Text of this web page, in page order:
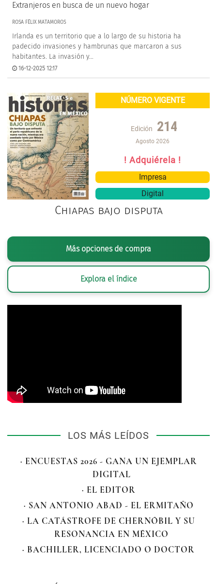
Extranjeros en busca de un nuevo hogar
ROSA FÉLIX MATAMOROS
Irlanda es un territorio que a lo largo de su historia ha
padecido invasiones y hambrunas que marcaron a sus
habitantes. La invasión y...
16-12-2025 12:17
NÚMERO VIGENTE
Edición 214
Agosto 2026
! Adquiérela !
Impresa
Digital
Chiapas bajo disputa
Más opciones de compra
Explora el índice
LOS MÁS LEÍDOS
· ENCUESTAS 2026 - GANA UN EJEMPLAR
DIGITAL
· EL EDITOR
· SAN ANTONIO ABAD - EL ERMITAÑO
· LA CATÁSTROFE DE CHERNÓBIL Y SU
RESONANCIA EN MÉXICO
· BACHILLER, LICENCIADO O DOCTOR